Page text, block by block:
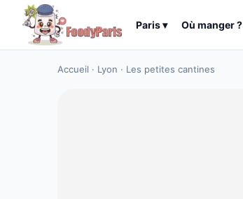
Paris▾ Où manger ?
Accueil · Lyon · Les petites cantines